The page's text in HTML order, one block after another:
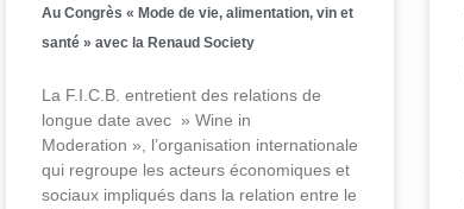
Au Congrès « Mode de vie, alimentation, vin et
santé » avec la Renaud Society
La F.I.C.B. entretient des relations de
longue date avec » Wine in
Moderation », l’organisation internationale
qui regroupe les acteurs économiques et
sociaux impliqués dans la relation entre le